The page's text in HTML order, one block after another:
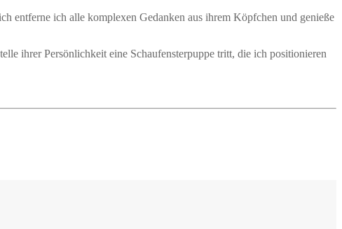
ich alle komplexen Gedanken aus ihrem Köpfchen und genieße
ihrer Persönlichkeit eine Schaufensterpuppe tritt, die ich positionieren